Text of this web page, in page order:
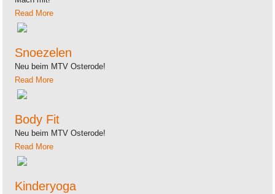
Read More
Snoezelen
Neu beim MTV Osterode!
Read More
Body Fit
Neu beim MTV Osterode!
Read More
Kinderyoga